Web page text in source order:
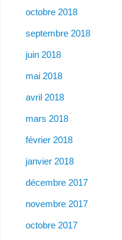
octobre 2018
septembre 2018
juin 2018
mai 2018
avril 2018
mars 2018
février 2018
janvier 2018
décembre 2017
novembre 2017
octobre 2017